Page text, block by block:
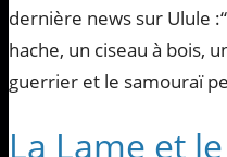
dernière news sur Ulule
hache, un ciseau à bois,
guerrier et le samouraï
La Lame et